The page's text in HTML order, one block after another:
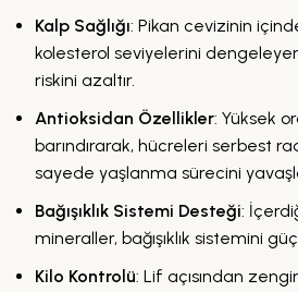
Kalp Sağlığı: Pikan cevizinin
kolesterol seviyelerini
riskini azaltır.
Antioksidan Özellikler: Yüksek
barındırarak, hücreleri serbest
sayede yaşlanma sürecini
Bağışıklık Sistemi Desteği:
mineraller, bağışıklık sistemini
Kilo Kontrolü: Lif açısından